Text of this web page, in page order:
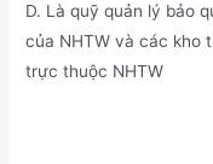
D. Là quỹ quản lý bảo
của NHTW và các kho
trực thuộc NHTW